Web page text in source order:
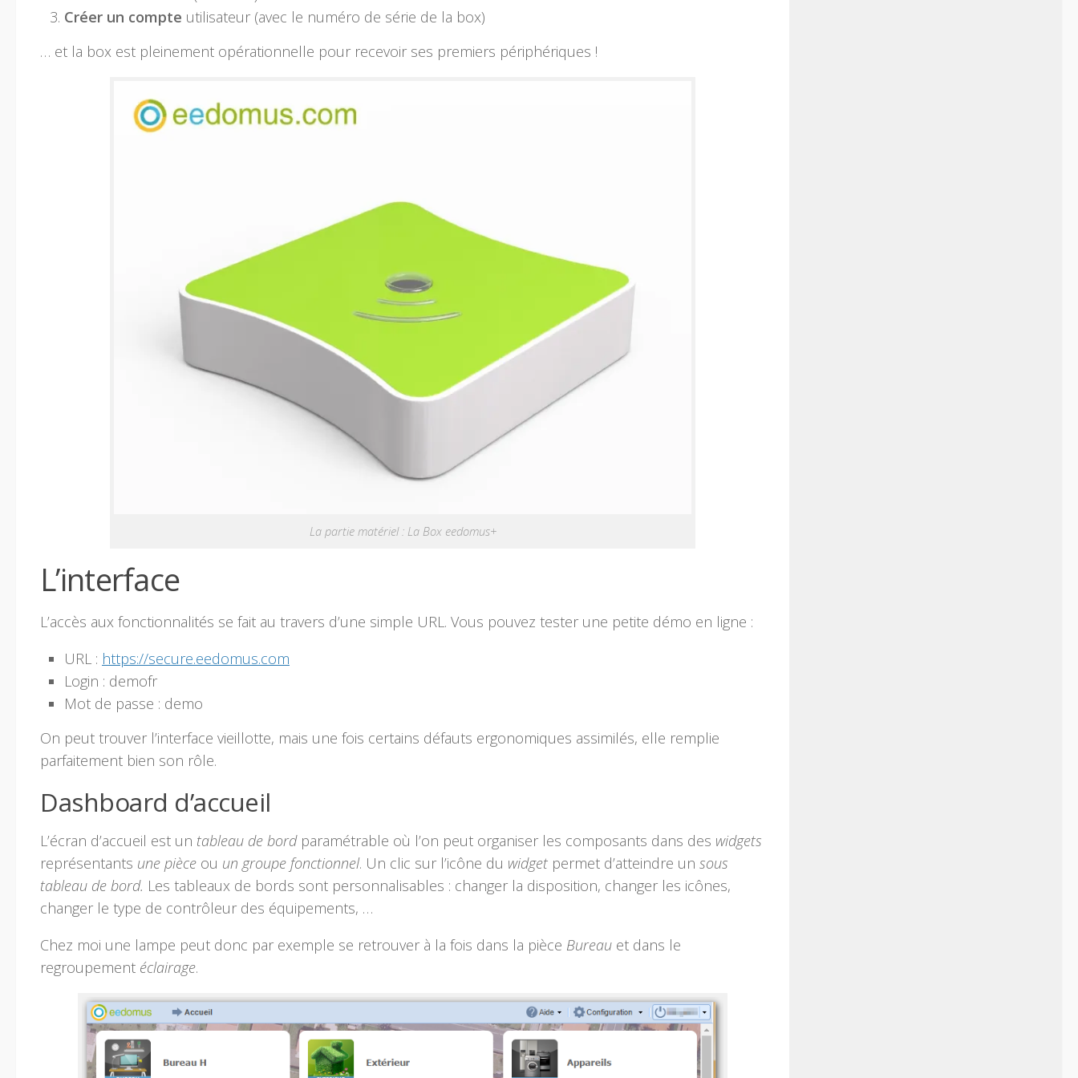
Créer un compte utilisateur (avec le numéro de série de la box)
… et la box est pleinement opérationnelle pour recevoir ses premiers périphériques !
La partie matériel : La Box eedomus+
L’interface
L’accès aux fonctionnalités se fait au travers d’une simple URL. Vous pouvez tester une petite démo en ligne :
URL : https://secure.eedomus.com
Login : demofr
Mot de passe : demo
On peut trouver l’interface vieillotte, mais une fois certains défauts ergonomiques assimilés, elle remplie
parfaitement bien son rôle.
Dashboard d’accueil
L’écran d’accueil est un tableau de bordparamétrable où l’on peut organiser les composants dans des widgets
représentants une pièce ou un groupe fonctionnel. Un clic sur l’icône du widget permet d’atteindre un sous
tableau de bord. Les tableaux de bords sont personnalisables : changer la disposition, changer les icônes,
changer le type de contrôleur des équipements, …
Chez moi une lampe peut donc par exemple se retrouver à la fois dans la pièce Bureau et dans le
regroupement éclairage.